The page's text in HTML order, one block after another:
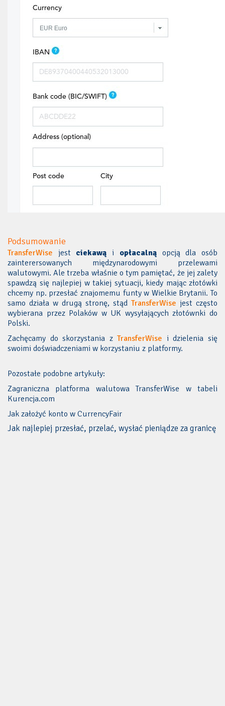
Podsumowanie
TransferWise jest ciekawą i opłacalnąopcją dla osób
zainterersowanych międzynarodowymi przelewami
walutowymi. Ale trzeba właśnie o tym pamiętać, że jej zalety
spawdzą się najlepiej w takiej sytuacji, kiedy mając złotówki
chcemy np. przesłać znajomemu funty w Wielkie Brytanii. To
samo działa w drugą stronę, stąd TransferWise jest często
wybierana przez Polaków w UK wysyłających złotównki do
Polski.
Zachęcamy do skorzystania zTransferWise i dzielenia się
swoimi doświadczeniami w korzystaniu z platformy.
Pozostałe podobne artykuły:
Zagraniczna platforma walutowa TransferWise w tabeli
Kurencja.com
Jak założyć konto w CurrencyFair
Jak najlepiej przesłać, przelać, wysłać pieniądze za granicę